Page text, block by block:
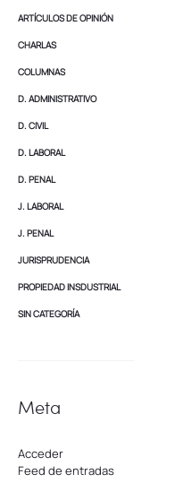
ARTÍCULOS DE OPINIÓN
CHARLAS
COLUMNAS
D. ADMINISTRATIVO
D. CIVIL
D. LABORAL
D. PENAL
J. LABORAL
J. PENAL
JURISPRUDENCIA
PROPIEDAD INSDUSTRIAL
SIN CATEGORÍA
Meta
Acceder
Feed de entradas